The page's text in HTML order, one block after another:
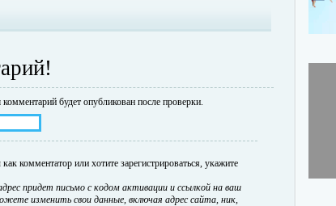
будет опубликован после проверки.
комментатор или хотите зарегистрироваться, укажите
придет письмо с кодом активации и ссылкой на ваш
изменить свои данные, включая адрес сайта, ник,